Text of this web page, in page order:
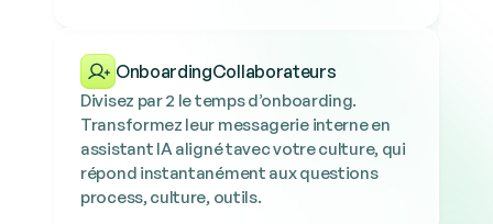
OnboardingCollaborateurs
Divisez par 2 le temps d’onboarding.
Transformez leur messagerie interne en
assistant IA aligné tavec votre culture, qui
répond instantanément aux questions
process, culture, outils.